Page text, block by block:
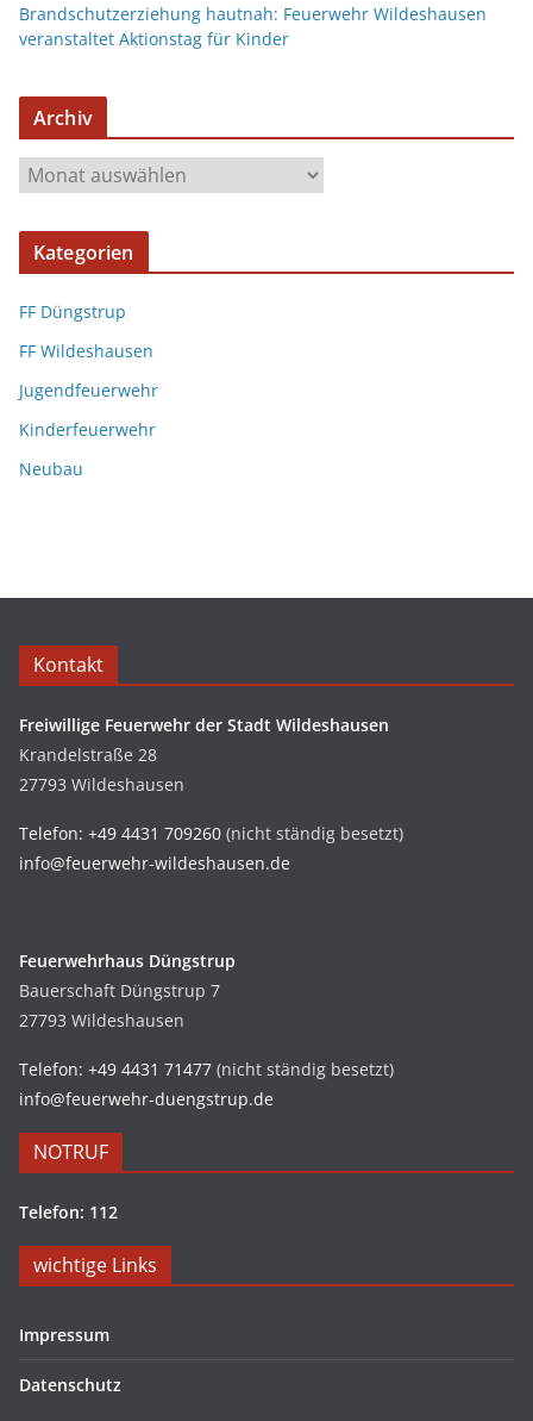
Brandschutzerziehung hautnah: Feuerwehr Wildeshausen
veranstaltet Aktionstag für Kinder
Archiv
Kategorien
FF Düngstrup
FF Wildeshausen
Jugendfeuerwehr
Kinderfeuerwehr
Neubau
Kontakt
Freiwillige Feuerwehr der Stadt Wildeshausen
Krandelstraße 28
27793 Wildeshausen
Telefon: +49 4431 709260 (nicht ständig besetzt)
info@feuerwehr-wildeshausen.de
Feuerwehrhaus Düngstrup
Bauerschaft Düngstrup 7
27793 Wildeshausen
Telefon: +49 4431 71477 (nicht ständig besetzt)
info@feuerwehr-duengstrup.de
NOTRUF
Telefon: 112
wichtige Links
Impressum
Datenschutz